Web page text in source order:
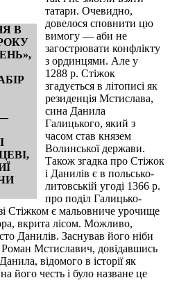
В
татари. Очевидно,
довелося сповнити цю
вимогу — аби не
загострювати конфлікту
з ординцями. Але у
1288 р. Стіжок
згадується в літописі як
резиденція Мстислава,
сина Данила
Галицького, який з
часом став князем
Волинської держави.
Також згадка про Стіжок
і Данилів є в польсько-
литовській угоді 1366 р.
про поділ Галицько-
Стіжком є мальовниче урочище
вкрита лісом. Можливо,
Данилів. Заснував його ніби
Мстиславич, довідавшись
відомого в історії як
його честь і було назване це